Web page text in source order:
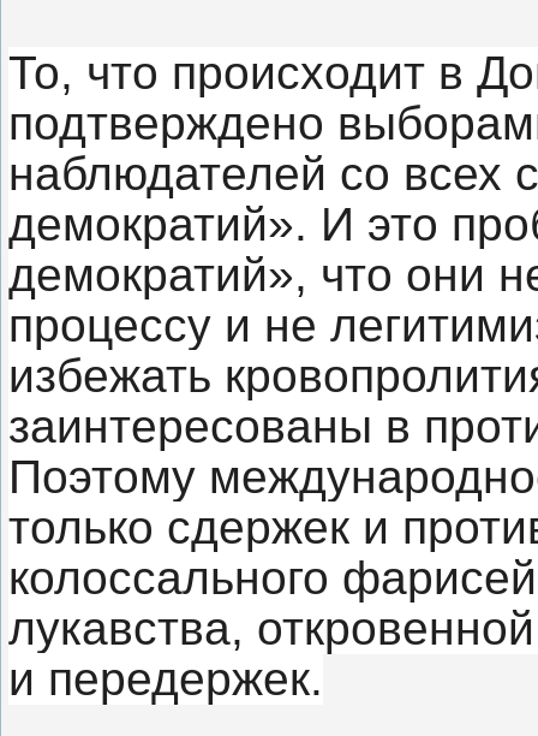
То, что происходит в
подтверждено
наблюдателей со всех
демократий». И это
демократий», что они
процессу и не
избежать
заинтересованы в
Поэтому
только сдержек и
колоссального
лукавства,
и передержек.